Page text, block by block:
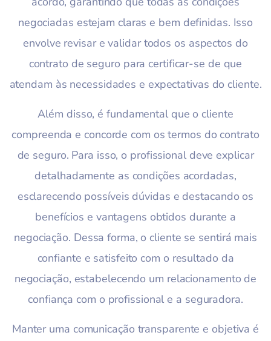
negociadas estejam claras e bem definidas. Isso
envolve revisar e validar todos os aspectos do
contrato de seguro para certificar-se de que
atendam às necessidades e expectativas do cliente.
Além disso, é fundamental que o cliente
compreenda e concorde com os termos do contrato
de seguro. Para isso, o profissional deve explicar
detalhadamente as condições acordadas,
esclarecendo possíveis dúvidas e destacando os
benefícios e vantagens obtidos durante a
negociação. Dessa forma, o cliente se sentirá mais
confiante e satisfeito com o resultado da
negociação, estabelecendo um relacionamento de
confiança com o profissional e a seguradora.
Manter uma comunicação transparente e objetiva é